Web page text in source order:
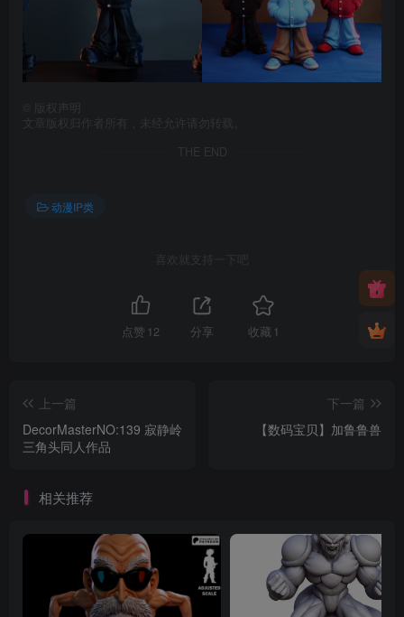
版权声明
文章版权归作者所有，未经允许请勿转载。
THE END
动漫IP类
喜欢就支持一下吧
点赞 12 分享 收藏 1
上一篇
DecorMasterNO:139 寂静岭
三角头同人作品
下一篇
【数码宝贝】加鲁鲁兽
相关推荐